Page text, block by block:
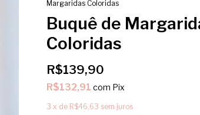
Margaridas Coloridas
Buquê de
Coloridas
R$139,90
R$132,91 com Pix
3 x de R$46,63 sem juros